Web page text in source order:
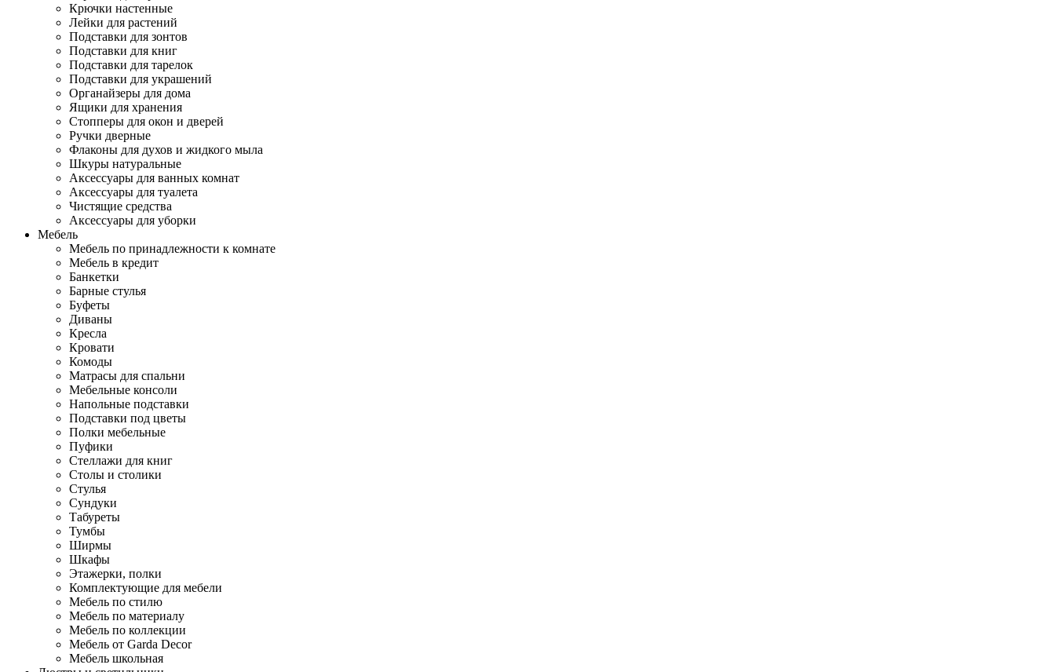
Крючки настенные
Лейки для растений
Подставки для зонтов
Подставки для книг
Подставки для тарелок
Подставки для украшений
Органайзеры для дома
Ящики для хранения
Стопперы для окон и дверей
Ручки дверные
Флаконы для духов и жидкого мыла
Шкуры натуральные
Аксессуары для ванных комнат
Аксессуары для туалета
Чистящие средства
Аксессуары для уборки
Мебель
Мебель по принадлежности к комнате
Мебель в кредит
Банкетки
Барные стулья
Буфеты
Диваны
Кресла
Кровати
Комоды
Матрасы для спальни
Мебельные консоли
Напольные подставки
Подставки под цветы
Полки мебельные
Пуфики
Стеллажи для книг
Столы и столики
Стулья
Сундуки
Табуреты
Тумбы
Ширмы
Шкафы
Этажерки, полки
Комплектующие для мебели
Мебель по стилю
Мебель по материалу
Мебель по коллекции
Мебель от Garda Decor
Мебель школьная